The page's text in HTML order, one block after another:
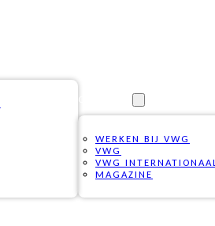
OVER ONS
WERKEN BIJ VWG
VWG
VWG INTERNATIONAAL
MAGAZINE